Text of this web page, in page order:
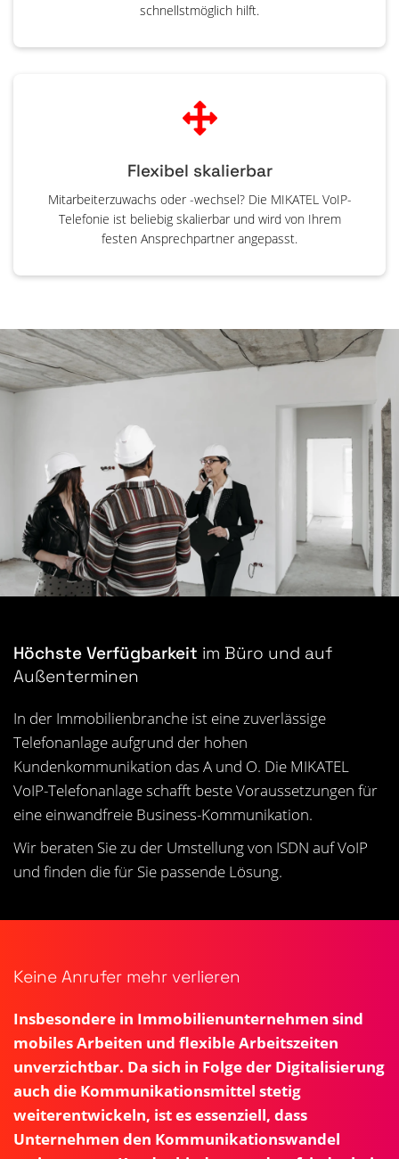
schnellstmöglich hilft.
Flexibel skalierbar
Mitarbeiterzuwachs oder -wechsel? Die MIKATEL VoIP-
Telefonie ist beliebig skalierbar und wird von Ihrem
festen Ansprechpartner angepasst.
Höchste Verfügbarkeit im Büro und auf
Außenterminen
In der Immobilienbranche ist eine zuverlässige
Telefonanlage aufgrund der hohen
Kundenkommunikation das A und O. Die MIKATEL
VoIP-Telefonanlage schafft beste Voraussetzungen für
eine einwandfreie Business-Kommunikation.
Wir beraten Sie zu der Umstellung von ISDN auf VoIP
und finden die für Sie passende Lösung.
Keine Anrufer mehr verlieren
Insbesondere in Immobilienunternehmen sind
mobiles Arbeiten und flexible Arbeitszeiten
unverzichtbar. Da sich in Folge der Digitalisierung
auch die Kommunikationsmittel stetig
weiterentwickeln, ist es essenziell, dass
Unternehmen den Kommunikationswandel